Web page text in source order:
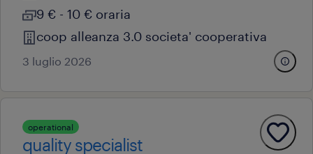
9 € - 10 € oraria
coop alleanza 3.0 societa' cooperativa
3 luglio 2026
operational
quality specialist